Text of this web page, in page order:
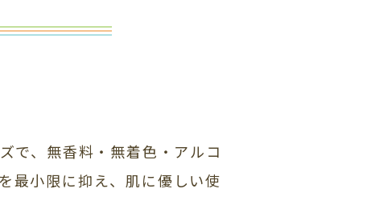
で、無香料・無着色・アルコ
最小限に抑え、肌に優しい使